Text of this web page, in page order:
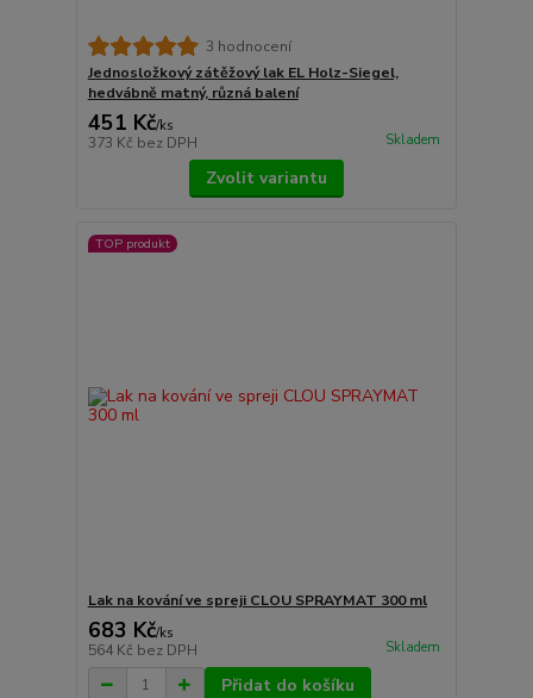
3 hodnocení
Jednosložkový zátěžový lak EL Holz-Siegel,
hedvábně matný, různá balení
451 Kč/ks
373 Kč bez DPH Skladem
Zvolit variantu
TOP produkt
Lak na kování ve spreji CLOU SPRAYMAT 300 ml
683 Kč/ks
564 Kč bez DPH Skladem
Přidat do košíku